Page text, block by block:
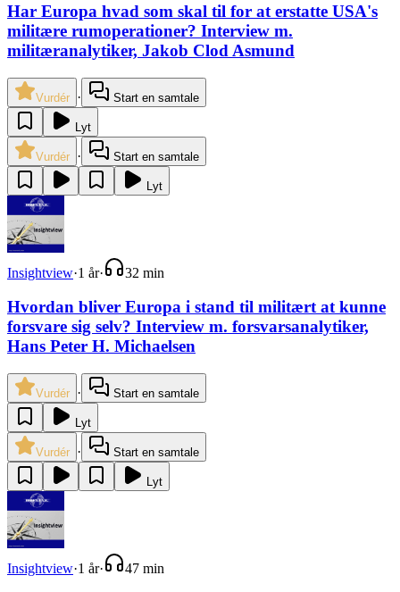
Har Europa hvad som skal til for at erstatte USA's
militære rumoperationer? ‌‌Interview m.
militæranalytiker, Jakob Clod Asmund
Vurdér · Start en samtale
Lyt
Vurdér · Start en samtale
Lyt
Insightview·1 år· 32 min
Hvordan bliver Europa i stand til militært at kunne
forsvare sig selv? Interview m. forsvarsanalytiker,
Hans Peter H. Michaelsen
Vurdér · Start en samtale
Lyt
Vurdér · Start en samtale
Lyt
Insightview·1 år· 47 min